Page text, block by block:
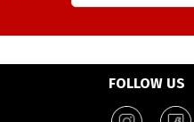
FOLLOW US